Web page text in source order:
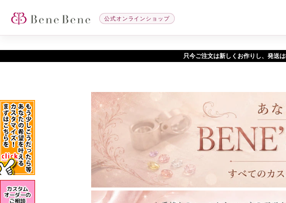
只今ご注文は新しくお作りし、発送は
公式オンラインショップ